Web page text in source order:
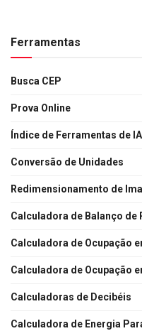
Ferramentas
Busca CEP
Prova Online
Índice de Ferramentas de
Conversão de Unidades
Redimensionamento de
Calculadora de Balanço de
Calculadora de Ocupação
Calculadora de Ocupação
Calculadoras de Decibéis
Calculadora de Energia